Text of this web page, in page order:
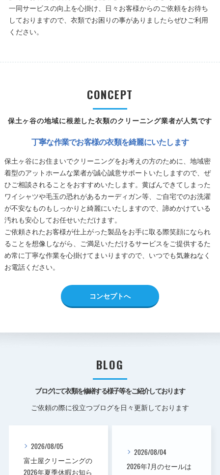
一同サービスの向上を心掛け、日々お客様からのご依頼をお待ち
しておりますので、衣類でお困りの事がありましたらぜひご利用
ください。
保土ヶ谷の地域に根差した衣類のクリーニング業者が人気です
CONCEPT
丁寧な作業でお客様の衣類を綺麗にいたします
保土ヶ谷にお住まいでクリーニングをお考えの方のために、地域密
着型のアットホームな業者が誠心誠意サポートいたしますので、ぜ
ひご相談されることをおすすめいたします。黄ばんできてしまった
ワイシャツや毛玉の恐れがあるカーディガン等、ご自宅でのお洗濯
が不安なものもしっかりと綺麗にいたしますので、諦めかけている
汚れも安心してお任せいただけます。
ご依頼されたお客様が仕上がった製品をお手に取る際笑顔になられ
ることを想像しながら、ご満足いただけるサービスをご提供するた
め常に丁寧な作業を心掛けてまいりますので、いつでも気兼ねなく
お電話ください。
コンセプトへ
ブログにて衣類を修繕する様子等をご紹介しております
BLOG
ご依頼の際に役立つブログを日々更新しております
2026/08/05
富士屋クリーニングの
2026年夏季休暇お知ら
2026/08/04
2026年7月のセールは